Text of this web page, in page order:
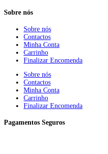
Sobre nós
Sobre nós
Contactos
Minha Conta
Carrinho
Finalizar Encomenda
Sobre nós
Contactos
Minha Conta
Carrinho
Finalizar Encomenda
Pagamentos Seguros